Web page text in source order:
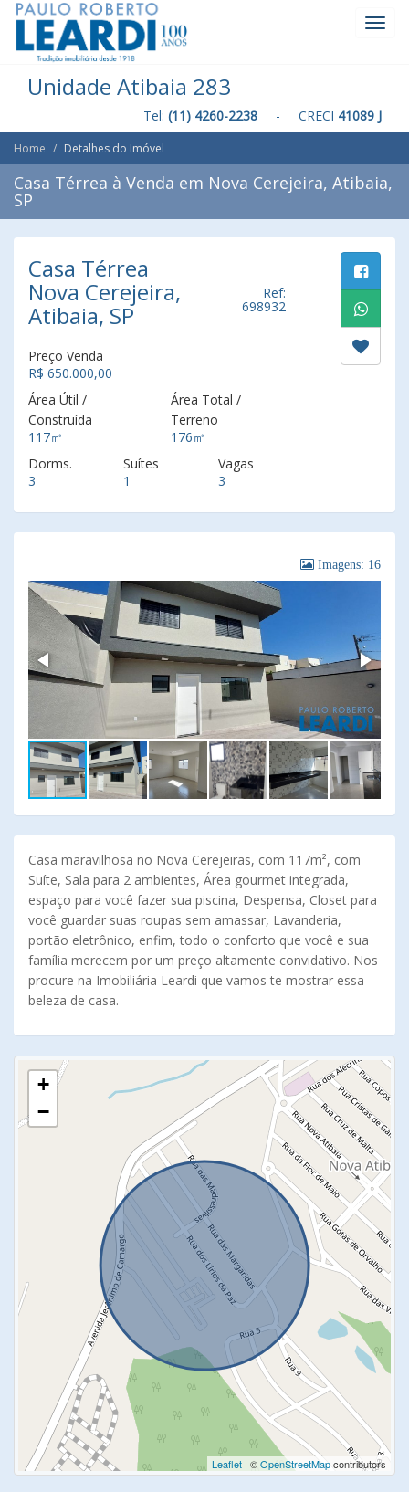
Unidade Atibaia 283
Tel: (11) 4260-2238 - CRECI 41089 J
Home Detalhes do Imóvel
Casa Térrea à Venda em Nova Cerejeira, Atibaia,
SP
Casa Térrea
Nova Cerejeira,
Atibaia, SP
Ref:
698932
Preço Venda
R$ 650.000,00
Área Útil /
Construída
117㎡
Área Total /
Terreno
176㎡
Dorms.
3
Suítes
1
Vagas
3
Imagens: 16
Casa maravilhosa no Nova Cerejeiras, com 117m², com
Suíte, Sala para 2 ambientes, Área gourmet integrada,
espaço para você fazer sua piscina, Despensa, Closet para
você guardar suas roupas sem amassar, Lavanderia,
portão eletrônico, enfim, todo o conforto que você e sua
família merecem por um preço altamente convidativo. Nos
procure na Imobiliária Leardi que vamos te mostrar essa
beleza de casa.
+
−
Leaflet | ©OpenStreetMapcontributors